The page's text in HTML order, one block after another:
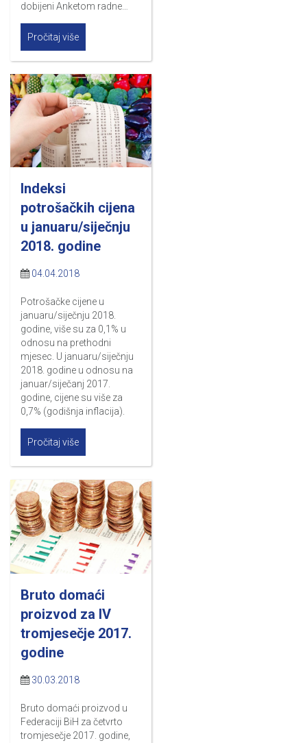
dobijeni Anketom radne…
Pročitaj više
Indeksi
potrošačkih cijena
u januaru/siječnju
2018. godine
04.04.2018
Potrošačke cijene u
januaru/siječnju 2018.
godine, više su za 0,1% u
odnosu na prethodni
mjesec. U januaru/siječnju
2018. godine u odnosu na
januar/siječanj 2017.
godine, cijene su više za
0,7% (godišnja inflacija).
Pročitaj više
Bruto domaći
proizvod za IV
tromjesečje 2017.
godine
30.03.2018
Bruto domaći proizvod u
Federaciji BiH za četvrto
tromjesečje 2017. godine,